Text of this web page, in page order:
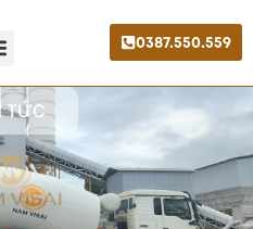
0387.550.559
TỨC